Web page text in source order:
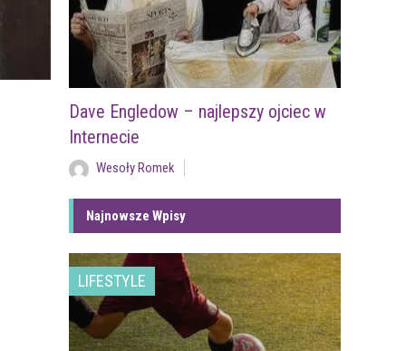
Dave Engledow – najlepszy ojciec w
Internecie
Wesoły Romek
Najnowsze Wpisy
LIFESTYLE